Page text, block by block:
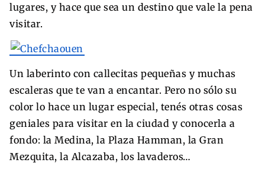
lugares, y hace que sea un destino que vale la pena
visitar.
Un laberinto con callecitas pequeñas y muchas
escaleras que te van a encantar. Pero no sólo su
color lo hace un lugar especial, tenés otras cosas
geniales para visitar en la ciudad y conocerla a
fondo: la Medina, la Plaza Hamman, la Gran
Mezquita, la Alcazaba, los lavaderos…